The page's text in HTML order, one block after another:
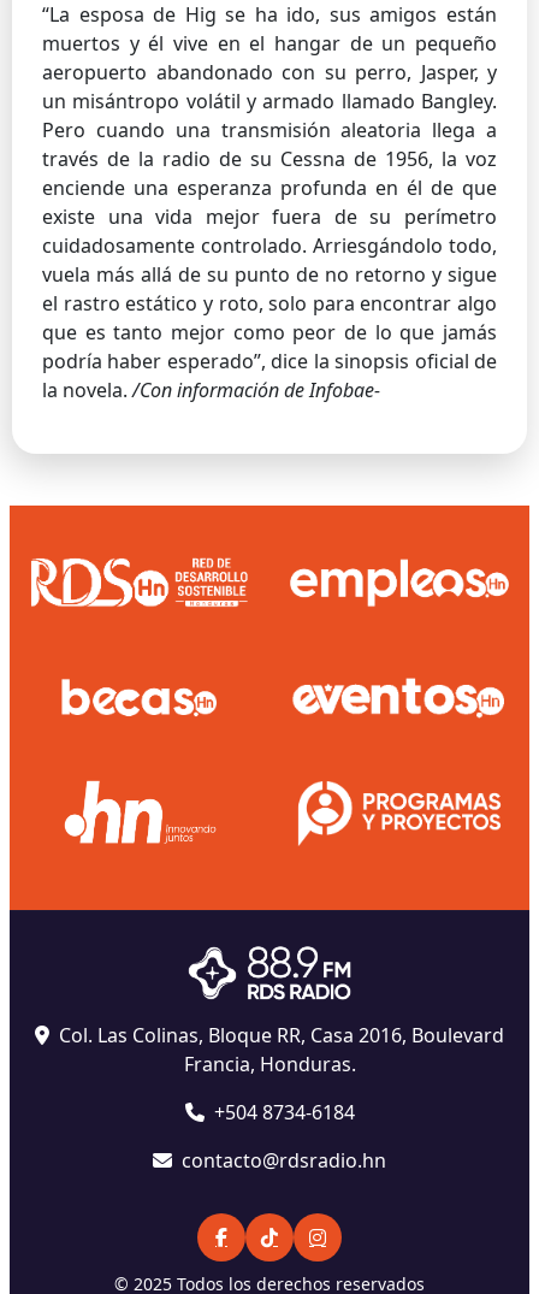
“La esposa de Hig se ha ido, sus amigos están
muertos y él vive en el hangar de un pequeño
aeropuerto abandonado con su perro, Jasper, y
un misántropo volátil y armado llamado Bangley.
Pero cuando una transmisión aleatoria llega a
través de la radio de su Cessna de 1956, la voz
enciende una esperanza profunda en él de que
existe una vida mejor fuera de su perímetro
cuidadosamente controlado. Arriesgándolo todo,
vuela más allá de su punto de no retorno y sigue
el rastro estático y roto, solo para encontrar algo
que es tanto mejor como peor de lo que jamás
podría haber esperado”, dice la sinopsis oficial de
la novela./Con información de Infobae-
Col. Las Colinas, Bloque RR, Casa 2016, Boulevard
Francia, Honduras.
+504 8734-6184
contacto@rdsradio.hn
© 2025 Todos los derechos reservados